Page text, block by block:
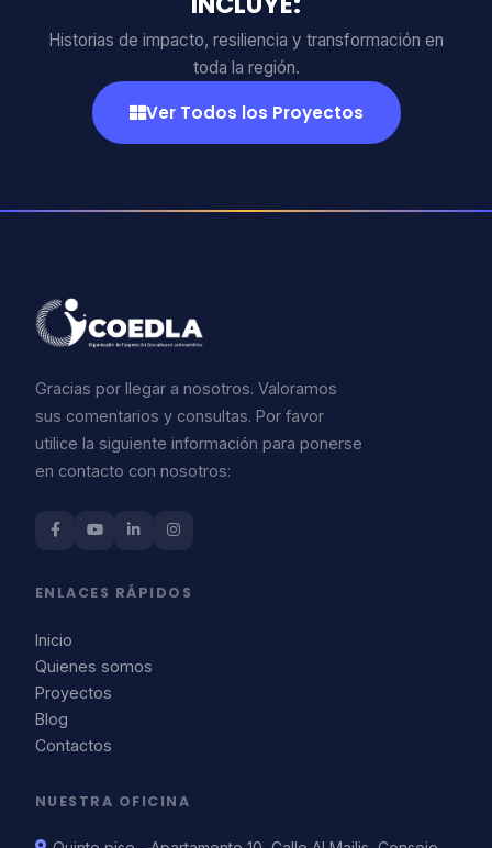
Historias de impacto, resiliencia y transformación en
toda la región.
Ver Todos los Proyectos
Gracias por llegar a nosotros. Valoramos
sus comentarios y consultas. Por favor
utilice la siguiente información para ponerse
en contacto con nosotros:
ENLACES RÁPIDOS
Inicio
Quienes somos
Proyectos
Blog
Contactos
NUESTRA OFICINA